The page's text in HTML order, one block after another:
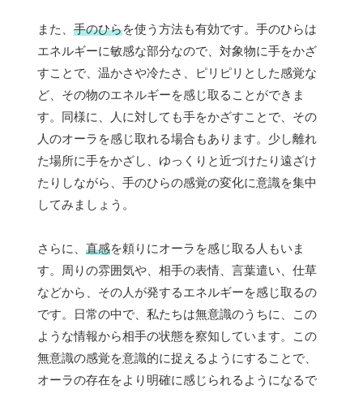
また、 手のひらを使う方法も有効です。手のひらは
エネルギーに敏感な部分なので、対象物に手をかざ
すことで、温かさや冷たさ、ピリピリとした感覚な
ど、その物のエネルギーを感じ取ることができま
す。同様に、人に対しても手をかざすことで、その
人のオーラを感じ取れる場合もあります。少し離れ
た場所に手をかざし、ゆっくりと近づけたり遠ざけ
たりしながら、手のひらの感覚の変化に意識を集中
してみましょう。
さらに、 直感を頼りにオーラを感じ取る人もいま
す。周りの雰囲気や、相手の表情、言葉遣い、仕草
などから、その人が発するエネルギーを感じ取るの
です。日常の中で、私たちは無意識のうちに、この
ような情報から相手の状態を察知しています。この
無意識の感覚を意識的に捉えるようにすることで、
オーラの存在をより明確に感じられるようになるで